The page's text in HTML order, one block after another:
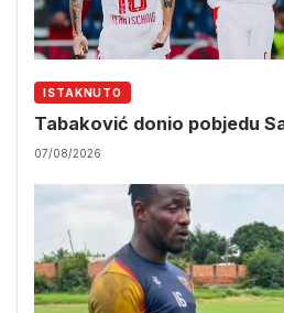
ISTAKNUTO
Tabaković donio pobjedu
07/08/2026